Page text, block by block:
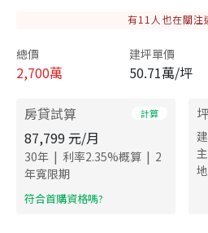
有11 人也在關注
總價
2,700萬
建坪單價
50.71萬/坪
房貸試算 計算
87,799 元/月
30年 | 利率2.35%概算 | 2
年寬限期
​符合首購資格嗎?